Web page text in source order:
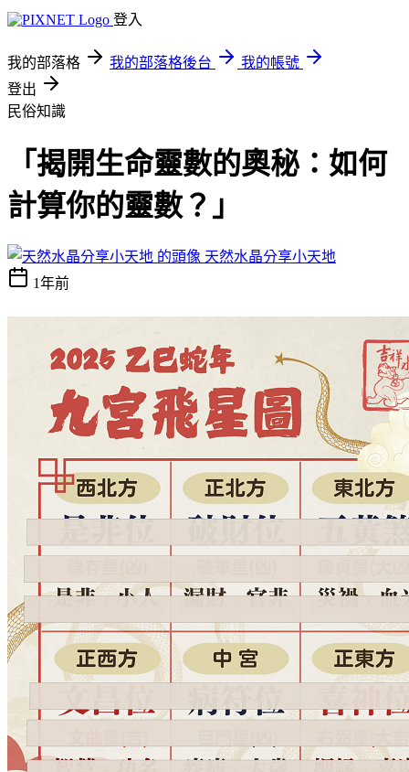
登入
我的部落格 我的部落格後台
我的帳號
登出
民俗知識
「揭開生命靈數的奧秘：如何
計算你的靈數？」
天然水晶分享小天地
1年前